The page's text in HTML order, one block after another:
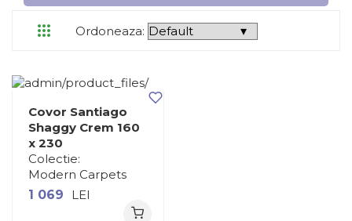
Ordoneaza:
Covor Santiago
Shaggy Crem 160
x 230
Colectie:
Modern Carpets
1 069
LEI